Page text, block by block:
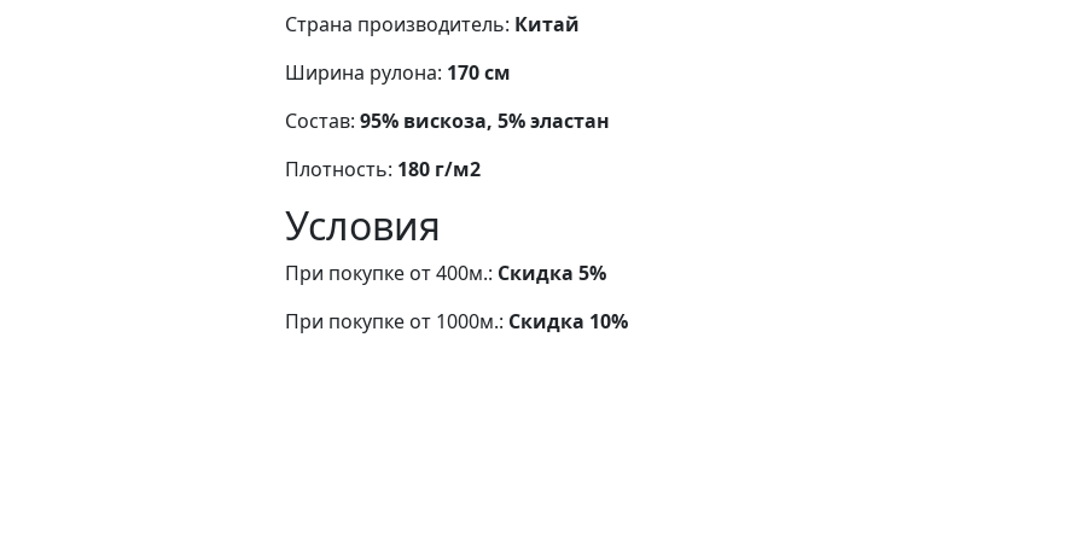
Страна производитель: Китай
Ширина рулона: 170 см
Состав: 95% вискоза, 5% эластан
Плотность: 180 г/м2
Условия
При покупке от 400м.: Скидка 5%
При покупке от 1000м.: Скидка 10%